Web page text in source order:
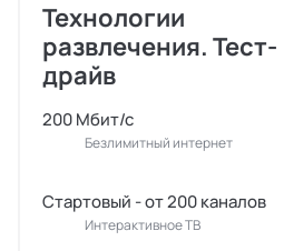
Технологии
развлечения. Тест-
драйв
200 Мбит/с
Безлимитный интернет
Стартовый - от 200 каналов
Интерактивное ТВ